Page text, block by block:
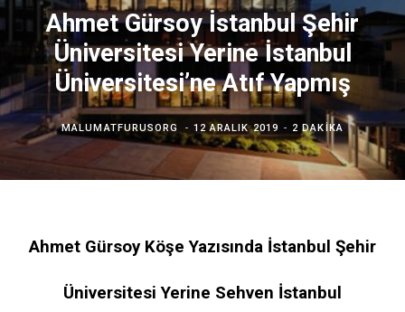
Ahmet Gürsoy İstanbul Şehir
Üniversitesi Yerine İstanbul
Üniversitesi’ne Atıf Yapmış
MALUMATFURUSORG 12 ARALIK 2019 2 DAKIKA
Ahmet Gürsoy Köşe Yazısında İstanbul Şehir
Üniversitesi Yerine Sehven İstanbul